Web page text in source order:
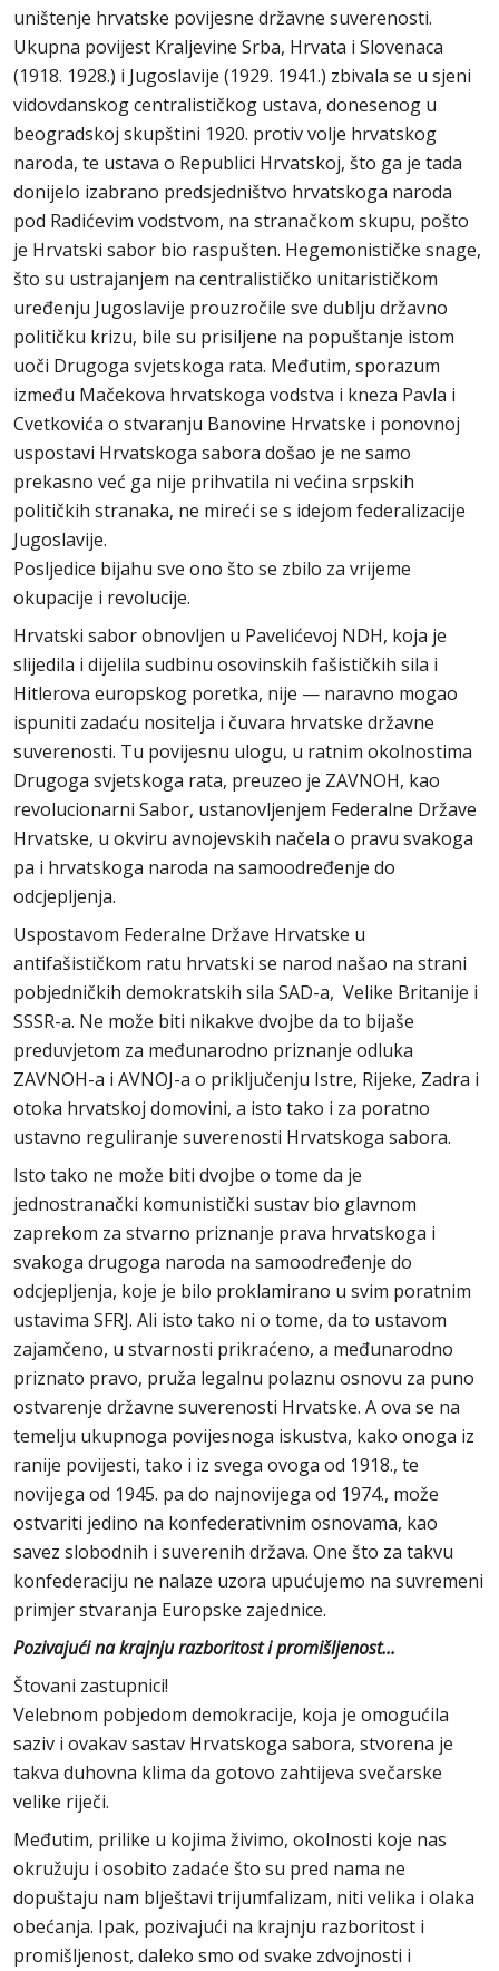
uništenje hrvatske povijesne državne suverenosti.
Ukupna povijest Kraljevine Srba, Hrvata i Slovenaca
(1918. 1928.) i Jugoslavije (1929. 1941.) zbivala se u sjeni
vidovdanskog centralističkog ustava, donesenog u
beogradskoj skupštini 1920. protiv volje hrvatskog
naroda, te ustava o Republici Hrvatskoj, što ga je tada
donijelo izabrano predsjedništvo hrvatskoga naroda
pod Radićevim vodstvom, na stranačkom skupu, pošto
je Hrvatski sabor bio raspušten. Hegemonističke snage,
što su ustrajanjem na centralističko unitarističkom
uređenju Jugoslavije prouzročile sve dublju državno
političku krizu, bile su prisiljene na popuštanje istom
uoči Drugoga svjetskoga rata. Međutim, sporazum
između Mačekova hrvatskoga vodstva i kneza Pavla i
Cvetkovića o stvaranju Banovine Hrvatske i ponovnoj
uspostavi Hrvatskoga sabora došao je ne samo
prekasno već ga nije prihvatila ni većina srpskih
političkih stranaka, ne mireći se s idejom federalizacije
Jugoslavije.
Posljedice bijahu sve ono što se zbilo za vrijeme
okupacije i revolucije.
Hrvatski sabor obnovljen u Pavelićevoj NDH, koja je
slijedila i dijelila sudbinu osovinskih fašističkih sila i
Hitlerova europskog poretka, nije — naravno mogao
ispuniti zadaću nositelja i čuvara hrvatske državne
suverenosti. Tu povijesnu ulogu, u ratnim okolnostima
Drugoga svjetskoga rata, preuzeo je ZAVNOH, kao
revolucionarni Sabor, ustanovljenjem Federalne Države
Hrvatske, u okviru avnojevskih načela o pravu svakoga
pa i hrvatskoga naroda na samoodređenje do
odcjepljenja.
Uspostavom Federalne Države Hrvatske u
antifašističkom ratu hrvatski se narod našao na strani
pobjedničkih demokratskih sila SAD-a, Velike Britanije i
SSSR-a. Ne može biti nikakve dvojbe da to bijaše
preduvjetom za međunarodno priznanje odluka
ZAVNOH-a i AVNOJ-a o priključenju Istre, Rijeke, Zadra i
otoka hrvatskoj domovini, a isto tako i za poratno
ustavno reguliranje suverenosti Hrvatskoga sabora.
Isto tako ne može biti dvojbe o tome da je
jednostranački komunistički sustav bio glavnom
zaprekom za stvarno priznanje prava hrvatskoga i
svakoga drugoga naroda na samoodređenje do
odcjepljenja, koje je bilo proklamirano u svim poratnim
ustavima SFRJ. Ali isto tako ni o tome, da to ustavom
zajamčeno, u stvarnosti prikraćeno, a međunarodno
priznato pravo, pruža legalnu polaznu osnovu za puno
ostvarenje državne suverenosti Hrvatske. A ova se na
temelju ukupnoga povijesnoga iskustva, kako onoga iz
ranije povijesti, tako i iz svega ovoga od 1918., te
novijega od 1945. pa do najnovijega od 1974., može
ostvariti jedino na konfederativnim osnovama, kao
savez slobodnih i suverenih država. One što za takvu
konfederaciju ne nalaze uzora upućujemo na suvremeni
primjer stvaranja Europske zajednice.
Pozivajući na krajnju razboritost i promišljenost...
Štovani zastupnici!
Velebnom pobjedom demokracije, koja je omogućila
saziv i ovakav sastav Hrvatskoga sabora, stvorena je
takva duhovna klima da gotovo zahtijeva svečarske
velike riječi.
Međutim, prilike u kojima živimo, okolnosti koje nas
okružuju i osobito zadaće što su pred nama ne
dopuštaju nam blještavi trijumfalizam, niti velika i olaka
obećanja. Ipak, pozivajući na krajnju razboritost i
promišljenost, daleko smo od svake zdvojnosti i